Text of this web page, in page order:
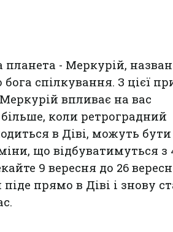
- Меркурій,
бога спілкування. З цієї
впливає на вас
коли ретроградний
в Діві, можуть бути
що відбуватимуться з
9 вересня до 26
прямо в Діві і знову